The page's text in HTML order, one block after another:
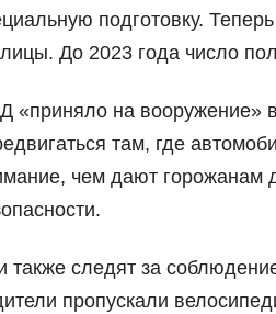
подготовку.
До 2023 года число
«приняло на вооружение»
там, где
чем дают горожанам
также следят за
пропускали